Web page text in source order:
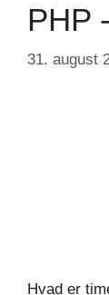
PHP
31. august
Hvad er